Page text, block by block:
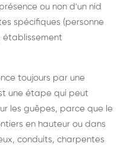
ou non d'un nid
spécifiques (personne
établissement
toujours par une
une étape qui peut
les guêpes, parce que le
en hauteur ou dans
conduits, charpentes